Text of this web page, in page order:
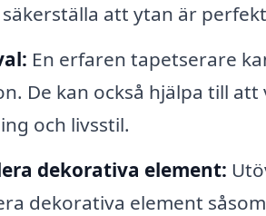
att ytan är
En erfaren tapetserare
De kan också hjälpa till
och livsstil.
dekorativa element:
dekorativa element